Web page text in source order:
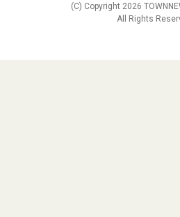
(C) Copyright 2026
All Rights